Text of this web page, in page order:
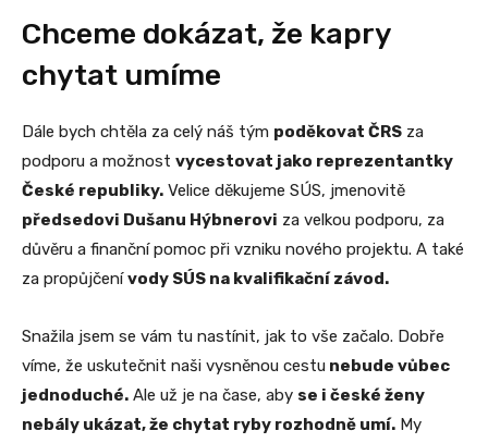
Chceme dokázat, že kapry
chytat umíme
Dále bych chtěla za celý náš tým poděkovat ČRS za
podporu a možnost vycestovat jako reprezentantky
České republiky. Velice děkujeme SÚS, jmenovitě
předsedovi Dušanu Hýbnerovi za velkou podporu, za
důvěru a finanční pomoc při vzniku nového projektu. A také
za propůjčenívody SÚS na kvalifikační závod.
Snažila jsem se vám tu nastínit, jak to vše začalo. Dobře
víme, že uskutečnit naši vysněnou cestu nebude vůbec
jednoduché. Ale už je na čase, aby se i české ženy
nebály ukázat, že chytat ryby rozhodně umí. My